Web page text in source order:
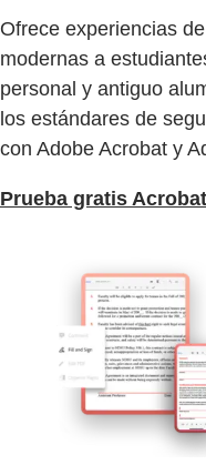
Ofrece experiencias
modernas a
personal y antiguo
los estándares de
con Adobe Acrobat y
Prueba gratis